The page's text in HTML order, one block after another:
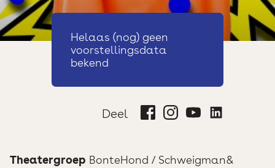
Helaas (nog) geen
voorstellingsdata
bekend
Deel
Theatergroep BonteHond / Schweigman&